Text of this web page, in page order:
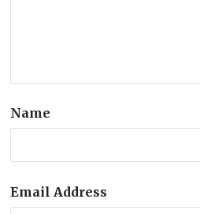
Name
Email Address